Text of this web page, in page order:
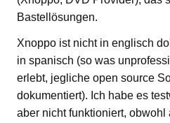
Bastellösungen.
Xnoppo ist nicht in englisch
in spanisch (so was
erlebt, jegliche open source
dokumentiert). Ich habe es
aber nicht funktioniert,